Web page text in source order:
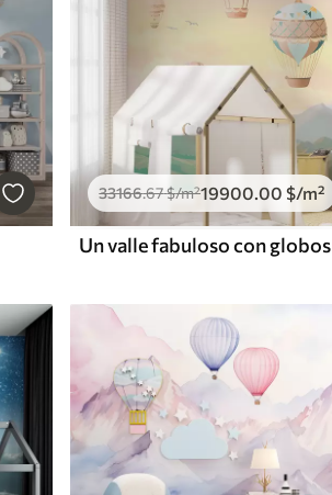
33166.67$/m²19900.00 $/m²
Un valle fabuloso con globos